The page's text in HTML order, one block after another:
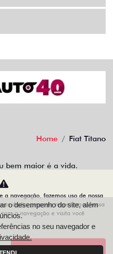
Home Fiat Titano
bem maior é a vida.
LTDA
a navegação, fazemos uso de nossa
dados pessoais respeitamos nossa
a navegação e visita você
o desempenho do site, além
no seu navegador e